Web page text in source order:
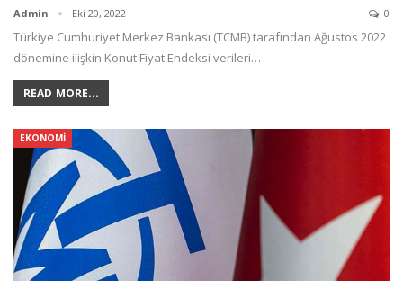
Admin Eki 20, 2022 0
Türkiye Cumhuriyet Merkez Bankası (TCMB) tarafından Ağustos 2022
dönemine ilişkin Konut Fiyat Endeksi verileri…
READ MORE...
EKONOMI